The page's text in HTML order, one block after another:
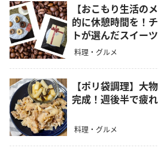
【おこもり生活の
的に休憩時間を！
トが選んだスイー
料理・グルメ
【ポリ袋調理】大
完成！週後半で疲
料理・グルメ